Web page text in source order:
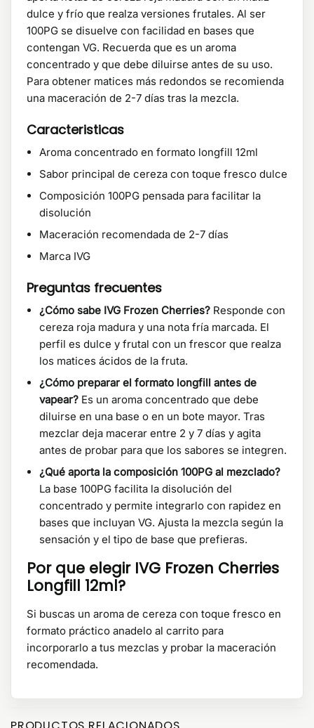
dulce y frío que realza versiones frutales. Al ser
100PG se disuelve con facilidad en bases que
contengan VG. Recuerda que es un aroma
concentrado y que debe diluirse antes de su uso.
Para obtener matices más redondos se recomienda
una maceración de 2-7 días tras la mezcla.
Caracteristicas
Aroma concentrado en formato longfill 12ml
Sabor principal de cereza con toque fresco dulce
Composición 100PG pensada para facilitar la
disolución
Maceración recomendada de 2-7 días
Marca IVG
Preguntas frecuentes
¿Cómo sabe IVG Frozen Cherries? Responde con
cereza roja madura y una nota fría marcada. El
perfil es dulce y frutal con un frescor que realza
los matices ácidos de la fruta.
¿Cómo preparar el formato longfill antes de
vapear? Es un aroma concentrado que debe
diluirse en una base o en un bote mayor. Tras
mezclar deja macerar entre 2 y 7 días y agita
antes de probar para que los sabores se integren.
¿Qué aporta la composición 100PG al mezclado?
La base 100PG facilita la disolución del
concentrado y permite integrarlo con rapidez en
bases que incluyan VG. Ajusta la mezcla según la
sensación y el tipo de base que prefieras.
Por que elegir IVG Frozen Cherries
Longfill 12ml?
Si buscas un aroma de cereza con toque fresco en
formato práctico anadelo al carrito para
incorporarlo a tus mezclas y probar la maceración
recomendada.